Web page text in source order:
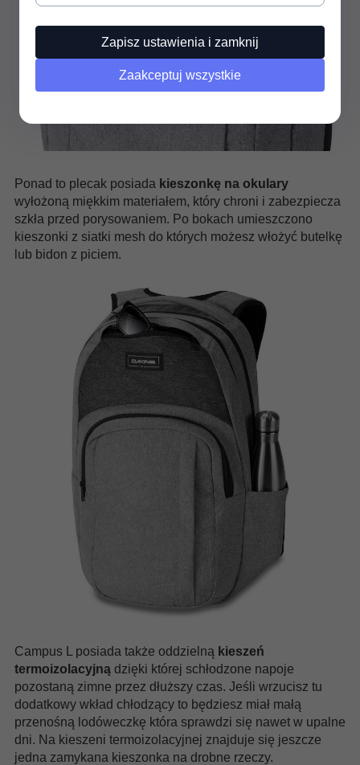
Ponad to plecak posiada kieszonkę na okulary
wyłożoną miękkim materiałem, który chroni i zabezpiecza
szkła przed porysowaniem. Po bokach umieszczono
kieszonki z siatki mesh do których możesz włożyć butelkę
lub bidon z piciem.
Campus L posiada także oddzielną kieszeń
termoizolacyjną dzięki której schłodzone napoje
pozostaną zimne przez dłuższy czas. Jeśli wrzucisz tu
dodatkowy wkład chłodzący to będziesz miał małą
przenośną lodóweczkę która sprawdzi się nawet w upalne
dni. Na kieszeni termoizolacyjnej znajduje się jeszcze
jedna zamykana kieszonka na drobne rzeczy.
Zapisz ustawienia i zamknij
Zaakceptuj wszystkie